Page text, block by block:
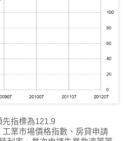
先指標為121.9
業市場價格指數、房貸申請